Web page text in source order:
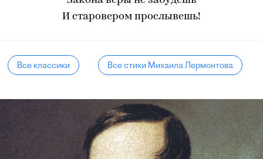
И старовером прослывешь!
Все классики Все стихи Михаила Лермонтова